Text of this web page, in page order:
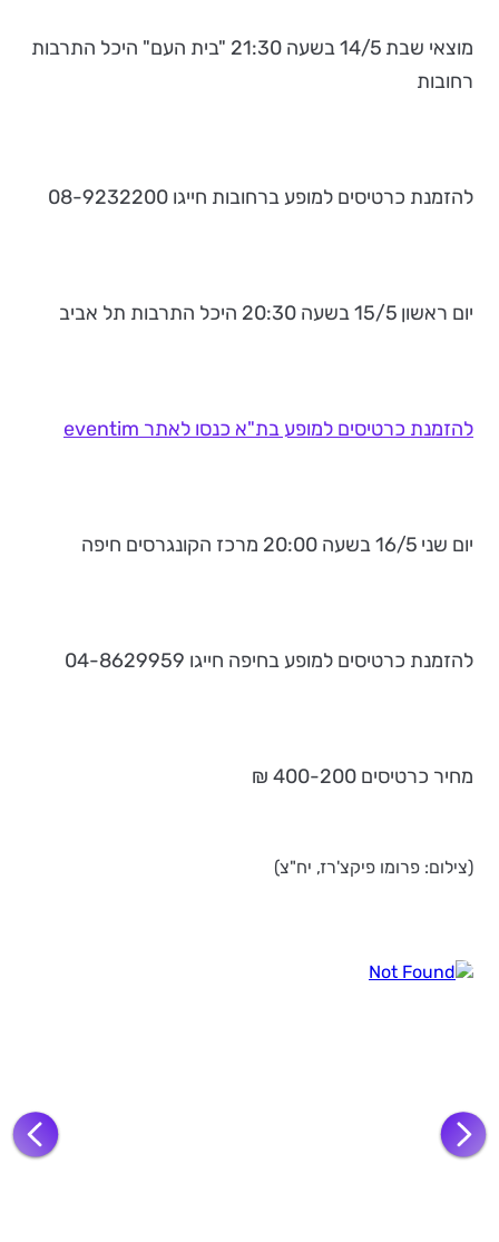
מוצאי שבת 14/5 בשעה 21:30 "בית העם" היכל התרבות
רחובות
להזמנת כרטיסים למופע ברחובות חייגו 08-9232200
יום ראשון 15/5 בשעה 20:30 היכל התרבות תל אביב
להזמנת כרטיסים למופע בת"א כנסו לאתר eventim
יום שני 16/5 בשעה 20:00 מרכז הקונגרסים חיפה
להזמנת כרטיסים למופע בחיפה חייגו 04-8629959
מחיר כרטיסים 400-200 ₪
(צילום: פרומו פיקצ'רז, יח"צ)